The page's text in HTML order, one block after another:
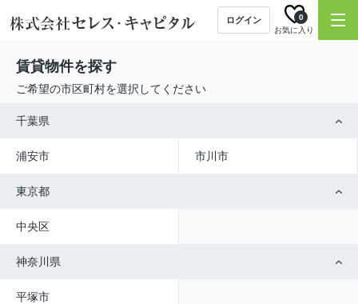
ログイン
お気に入り
0
賃貸物件を探す
ご希望の市区町村を選択してください
千葉県
浦安市 市川市
東京都
中央区
神奈川県
平塚市